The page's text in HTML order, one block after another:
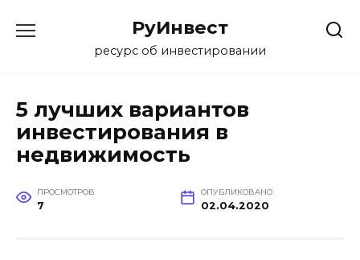
РуИнвест
ресурс об инвестировании
5 лучших вариантов
инвестирования в
недвижимость
ПРОСМОТРОВ
7
ОПУБЛИКОВАНО
02.04.2020